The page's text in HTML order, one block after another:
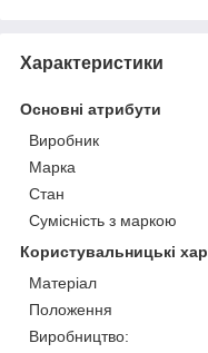
Характеристики
Основні атрибути
Виробник
Марка
Стан
Сумісність з маркою
Користувальницькі
Матеріал
Положення
Виробництво: